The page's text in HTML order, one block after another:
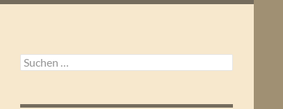
Suchen
nach: